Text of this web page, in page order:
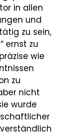
in allen
und
zu sein,
ernst zu
wie
zu
nicht
wurde